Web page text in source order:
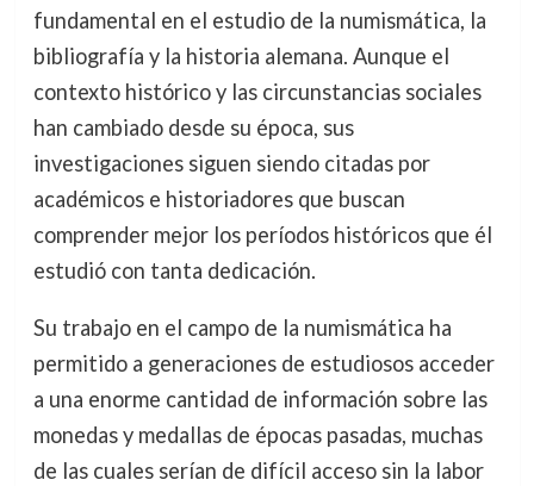
fundamental en el estudio de la numismática, la
bibliografía y la historia alemana. Aunque el
contexto histórico y las circunstancias sociales
han cambiado desde su época, sus
investigaciones siguen siendo citadas por
académicos e historiadores que buscan
comprender mejor los períodos históricos que él
estudió con tanta dedicación.
Su trabajo en el campo de la numismática ha
permitido a generaciones de estudiosos acceder
a una enorme cantidad de información sobre las
monedas y medallas de épocas pasadas, muchas
de las cuales serían de difícil acceso sin la labor